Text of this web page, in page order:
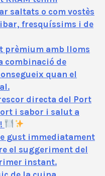
saltats o com vostès
fresquíssims i de
prèmium amb lloms
combinació de
quan el
directa del Port
i sabor i salut a
gust immediatament
el suggeriment del
instant.